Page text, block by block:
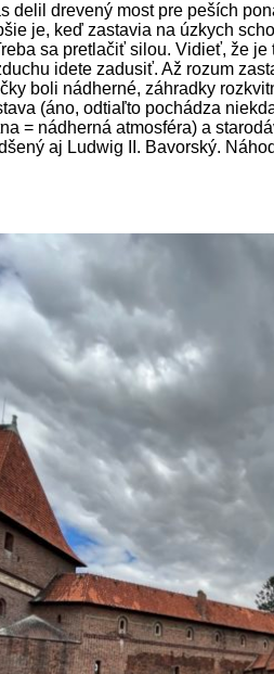
delil drevený most pre peších
je, keď zastavia na úzkych
sa pretlačiť silou. Vidieť, že
idete zadusiť. Až rozum
boli nádherné, záhradky
(áno, odtiaľto pochádza
= nádherná atmosféra) a
aj Ludwig II. Bavorský.